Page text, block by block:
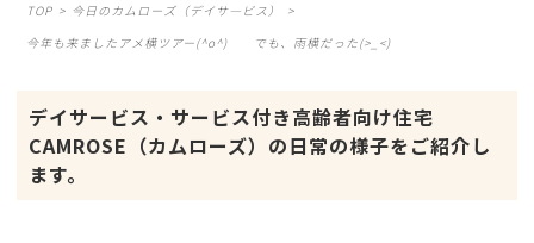
TOP > 今日のカムローズ（デイサ―ビス）
>
今年も来ましたアメ横ツアー(^o^) でも、雨横だった(>_<)
デイサービス・サービス付き高齢者向け住宅
CAMROSE（カムローズ）の日常の様子をご紹介し
ます。